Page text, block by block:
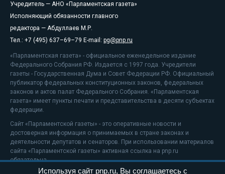
Учредитель — АНО «Парламентская газета»
Исполняющий обязанности главного
редактора — Абдуллаев М.Р.
Тел.: +7 (495) 637–69–79 E-mail: pg@pnp.ru
«Парламентская газета» - официальное еженедельное издание
Федерального Собрания РФ. Издается с 1997 года. Учредители
газеты - Государственная Дума и Совет Федерации РФ. Официальный
публикатор федеральных конституционных законов, федеральных
законов и актов палат Федерального Собрания. «Парламентская
газета» имеет пункты печати и представительства в десяти субъектах
федерации.
Сайт «Парламентской газеты» - это оперативные новости и
достоверная информация о принимаемых в стране законах и
деятельности депутатов и сенаторов. При использовании материалов
сайта «Парламентской газеты» активная ссылка на pnp.ru
обязательна.
Используя сайт pnp.ru, Вы соглашаетесь с